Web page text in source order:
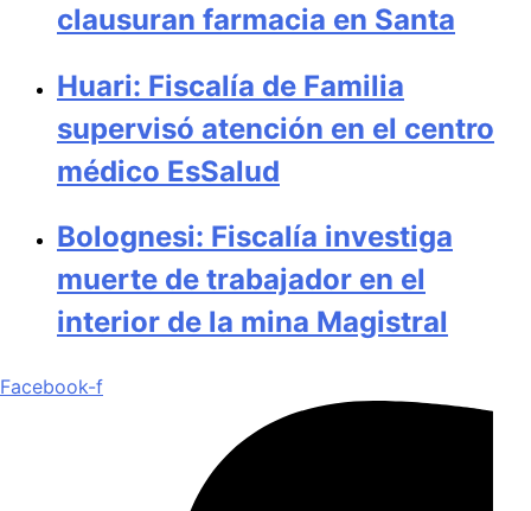
clausuran farmacia en Santa
Huari: Fiscalía de Familia
supervisó atención en el centro
médico EsSalud
Bolognesi: Fiscalía investiga
muerte de trabajador en el
interior de la mina Magistral
Facebook-f